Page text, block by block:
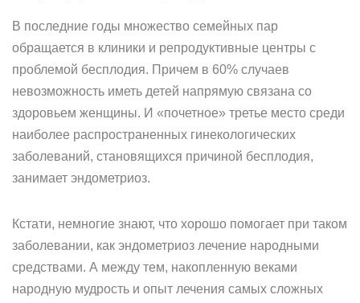
В последние годы множество семейных пар
обращается в клиники и репродуктивные центры с
проблемой бесплодия. Причем в 60% случаев
невозможность иметь детей напрямую связана со
здоровьем женщины. И «почетное» третье место среди
наиболее распространенных гинекологических
заболеваний, становящихся причиной бесплодия,
занимает эндометриоз.
Кстати, немногие знают, что хорошо помогает при таком
заболевании, как эндометриоз лечение народными
средствами. А между тем, накопленную веками
народную мудрость и опыт лечения самых сложных